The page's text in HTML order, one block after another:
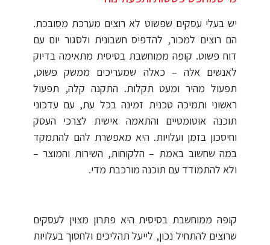
יש בעלי עסקים שפשוט לא רוצים מערכת מסובכת.
הם רוצים למכור, להדפיס חשבונית ולסגור יום עם
דוח פשוט. קופה ממוחשבת בסיסית מתאימה בדיוק
לאנשים אלה – כאלה שמעריכים ממשק פשוט,
תפעול מהיר ומעט תקלות. התקנה קלה, תפעול
ראשוני ותמיכה טכנית זמינה בכל עת, עם עדכוני
תוכנה אוטומטיים והתאמה אישית לצרכי העסק
וחיסכון בזמן ועלויות. היא מאפשרת להם להתמקד
במה שחשוב באמת – הלקוחות, השירות והמוצר –
ולא להתמודד עם תוכנה מורכבת מדי.
קופה ממוחשבת בסיסית היא פתרון מצוין לעסקים
שרוצים להתחיל נכון, לייעל תהליכים ולחסוך בעלויות